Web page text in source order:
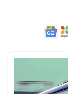
జాతీయం
అంతర్జాతీయం
సినిమా